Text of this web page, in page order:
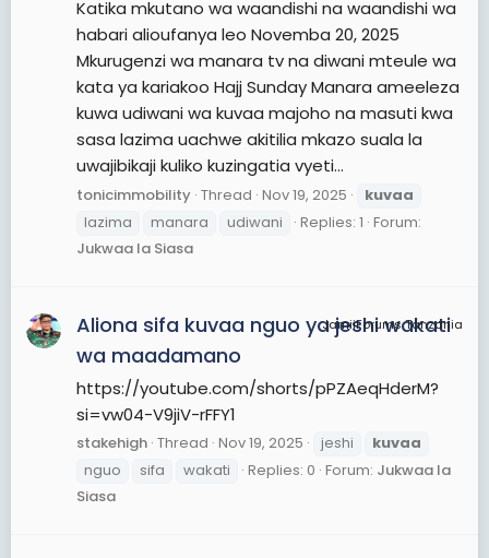
Katika mkutano wa waandishi na waandishi wa
habari alioufanya leo Novemba 20, 2025
Mkurugenzi wa manara tv na diwani mteule wa
kata ya kariakoo Hajj Sunday Manara ameeleza
kuwa udiwani wa kuvaa majoho na masuti kwa
sasa lazima uachwe akitilia mkazo suala la
uwajibikaji kuliko kuzingatia vyeti...
tonicimmobility Thread Nov 19, 2025
kuvaa
lazima
manara udiwani Replies: 1 Forum:
Jukwaa la Siasa
JamiiForums Tanzania
Aliona sifa kuvaa nguo ya jeshi wakati
wa maadamano
https://youtube.com/shorts/pPZAeqHderM?
si=vw04-V9jiV-rFFY1
stakehigh Thread Nov 19, 2025 jeshi
kuvaa
nguo
sifa wakati Replies: 0 Forum: Jukwaa la
Siasa